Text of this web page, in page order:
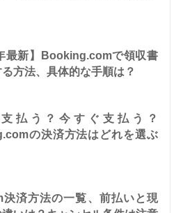
最新】Booking.comで領収書
方法、具体的な手順は？
払う？今すぐ支払う？
の決済方法はどれを選ぶ
決済方法の一覧、前払いと現